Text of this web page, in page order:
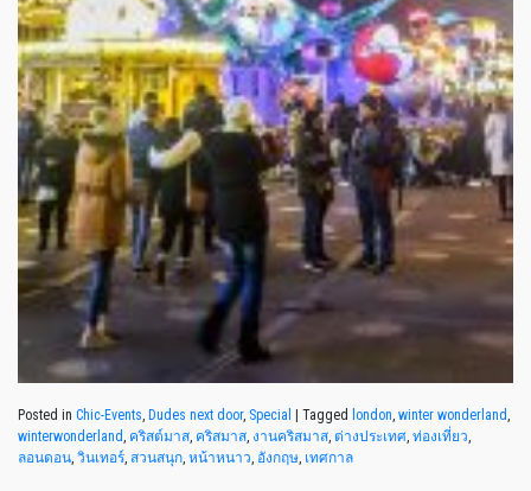
Posted in Chic-Events, Dudes next door, Special Tagged london, winter wonderland,
winterwonderland, คริสต์มาส, คริสมาส, งานคริสมาส, ต่างประเทศ, ท่องเที่ยว,
ลอนดอน, วินเทอร์, สวนสนุก, หน้าหนาว, อังกฤษ, เทศกาล